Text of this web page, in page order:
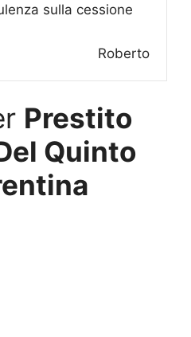
sulla cessione
Roberto
Prestito
Quinto